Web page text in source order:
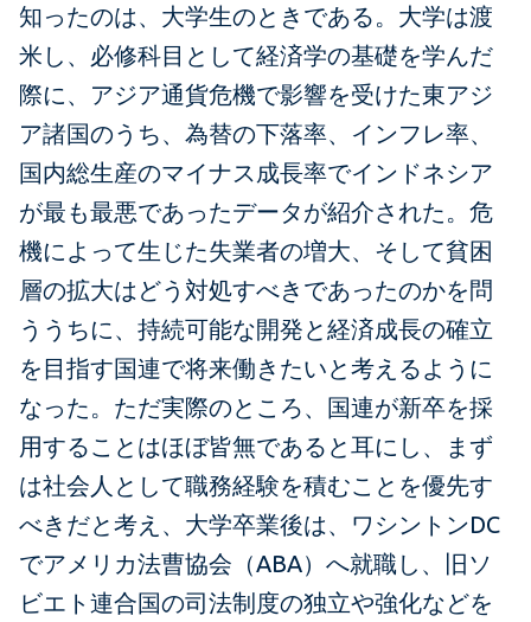
知ったのは、大学生のときである。大学は渡
米し、必修科目として経済学の基礎を学んだ
際に、アジア通貨危機で影響を受けた東アジ
ア諸国のうち、為替の下落率、インフレ率、
国内総生産のマイナス成長率でインドネシア
が最も最悪であったデータが紹介された。危
機によって生じた失業者の増大、そして貧困
層の拡大はどう対処すべきであったのかを問
ううちに、持続可能な開発と経済成長の確立
を目指す国連で将来働きたいと考えるように
なった。ただ実際のところ、国連が新卒を採
用することはほぼ皆無であると耳にし、まず
は社会人として職務経験を積むことを優先す
べきだと考え、大学卒業後は、ワシントンDC
でアメリカ法曹協会（ABA）へ就職し、旧ソ
ビエト連合国の司法制度の独立や強化などを